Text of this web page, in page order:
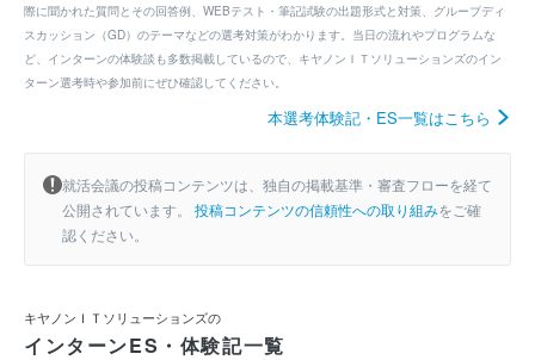
際に聞かれた質問とその回答例、WEBテスト・筆記試験の出題形式と対策、グループディ
スカッション（GD）のテーマなどの選考対策がわかります。当日の流れやプログラムな
ど、インターンの体験談も多数掲載しているので、キヤノンＩＴソリューションズのイン
ターン選考時や参加前にぜひ確認してください。
本選考体験記・ES一覧はこちら
就活会議の投稿コンテンツは、独自の掲載基準・審査フローを経て
公開されています。 投稿コンテンツの信頼性への取り組みをご確
認ください。
キヤノンＩＴソリューションズの
インターンES・体験記一覧